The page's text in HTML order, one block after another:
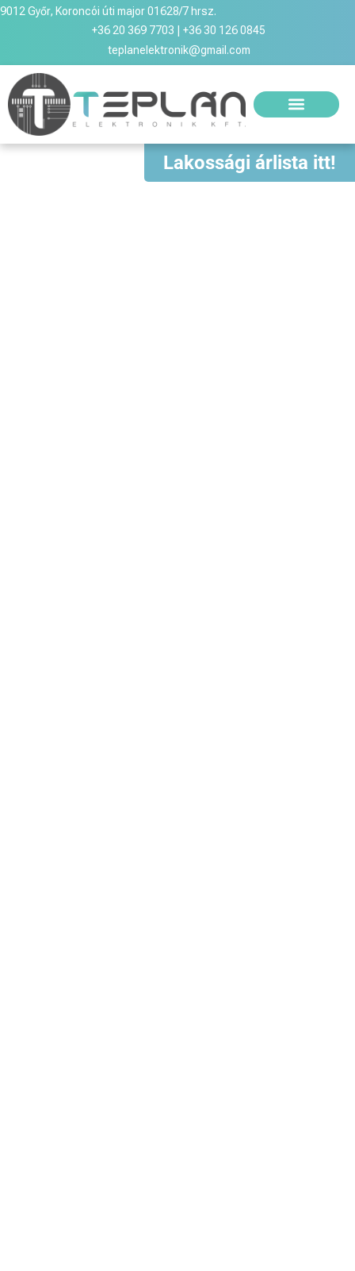
9012 Győr, Koroncói úti major 01628/7 hrsz.
+36 20 369 7703 | +36 30 126 0845
teplanelektronik@gmail.com
Lakossági árlista itt!